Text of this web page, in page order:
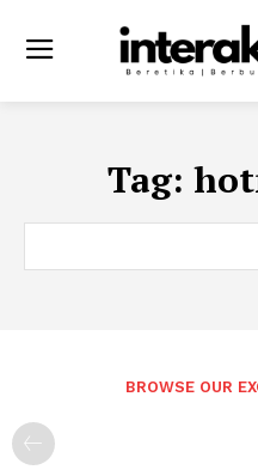
Tag:
BROWSE OUR